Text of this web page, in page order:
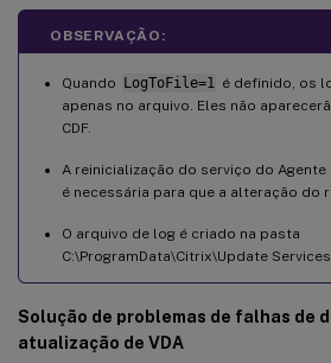
OBSERVAÇÃO:
Quando LogToFile=1
é definido, os
apenas no arquivo. Eles não
CDF.
A reinicialização do serviço do Agente
é necessária para que a alteração do
O arquivo de log é criado na pasta
C:\ProgramData\Citrix\Update
Solução de problemas de falhas de
atualização de VDA